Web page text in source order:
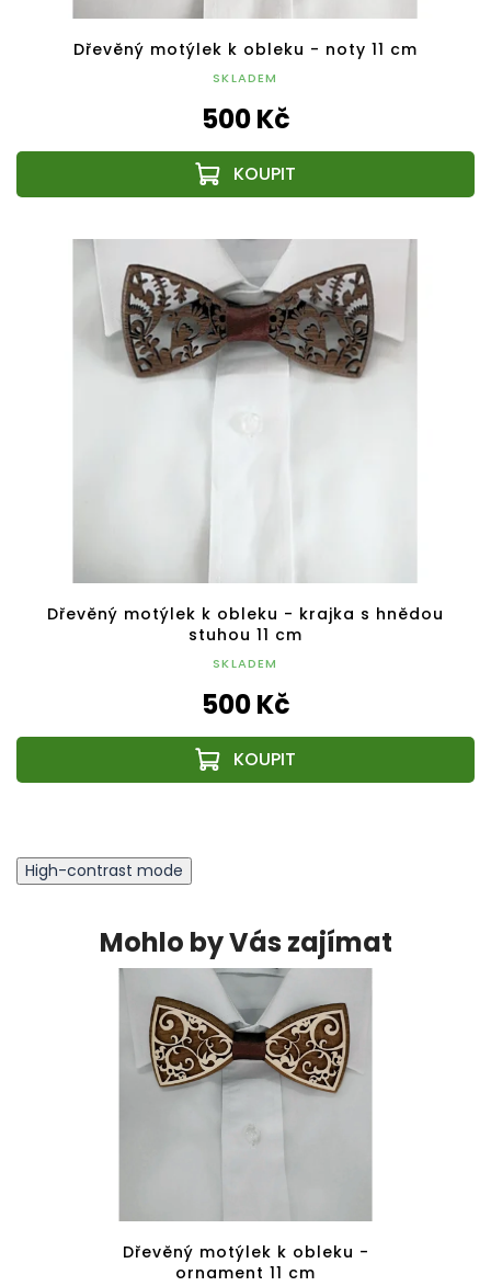
Dřevěný motýlek k obleku - noty 11 cm
SKLADEM
500 Kč
Dřevěný motýlek k obleku - krajka s hnědou
stuhou 11 cm
SKLADEM
500 Kč
High-contrast mode
Mohlo by Vás zajímat
Dřevěný motýlek k obleku -
ornament 11 cm